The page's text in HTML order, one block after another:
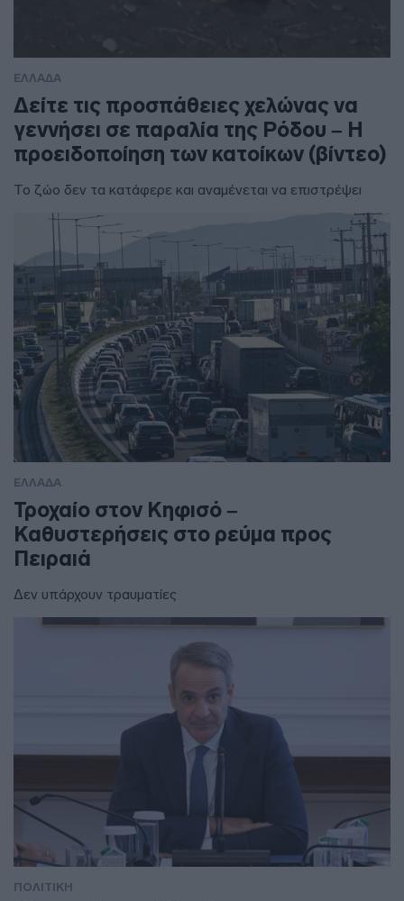
ΕΛΛΑΔΑ
Δείτε τις προσπάθειες χελώνας να
γεννήσει σε παραλία της Ρόδου – Η
προειδοποίηση των κατοίκων (βίντεο)
Το ζώο δεν τα κατάφερε και αναμένεται να επιστρέψει
ΕΛΛΑΔΑ
Τροχαίο στον Κηφισό –
Καθυστερήσεις στο ρεύμα προς
Πειραιά
Δεν υπάρχουν τραυματίες
ΠΟΛΙΤΙΚΗ